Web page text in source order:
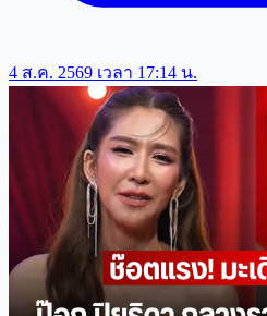
4 ส.ค. 2569 เวลา 17:14 น.